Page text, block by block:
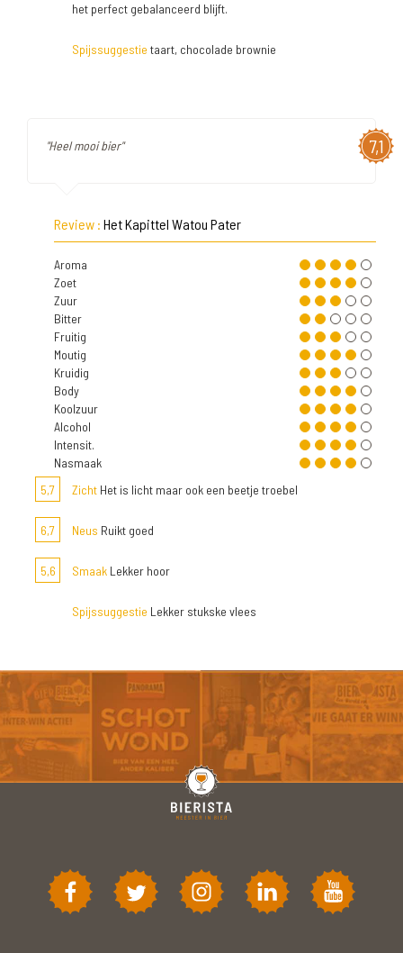
het perfect gebalanceerd blijft.
Spijssuggestie taart, chocolade brownie
7,1
"Heel mooi bier"
Review : Het Kapittel Watou Pater
Aroma
Zoet
Zuur
Bitter
Fruitig
Moutig
Kruidig
Body
Koolzuur
Alcohol
Intensit.
Nasmaak
5,7
Zicht Het is licht maar ook een beetje troebel
6,7 Neus Ruikt goed
5,6 Smaak Lekker hoor
Spijssuggestie Lekker stukske vlees